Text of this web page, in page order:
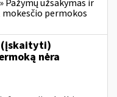
Pažymų užsakymas ir
mokesčio permokos
(įskaityti)
nėra